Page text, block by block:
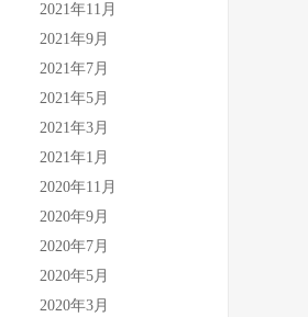
2021年11月
2021年9月
2021年7月
2021年5月
2021年3月
2021年1月
2020年11月
2020年9月
2020年7月
2020年5月
2020年3月